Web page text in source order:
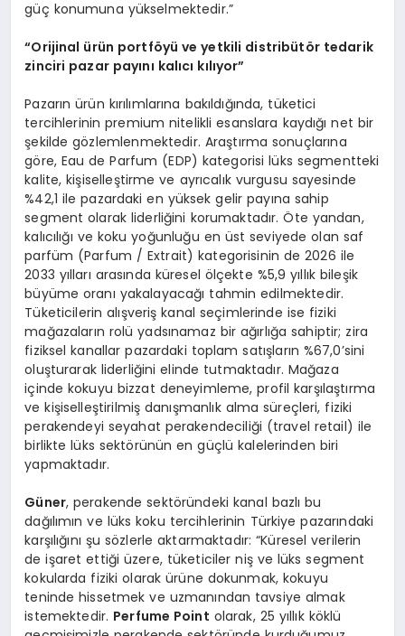
güç konumuna yükselmektedir.”
“Orijinal ürün portföyü ve yetkili distribütör tedarik
zinciri pazar payını kalıcı kılıyor”
Pazarın ürün kırılımlarına bakıldığında, tüketici
tercihlerinin premium nitelikli esanslara kaydığı net bir
şekilde gözlemlenmektedir. Araştırma sonuçlarına
göre, Eau de Parfum (EDP) kategorisi lüks segmentteki
kalite, kişiselleştirme ve ayrıcalık vurgusu sayesinde
%42,1 ile pazardaki en yüksek gelir payına sahip
segment olarak liderliğini korumaktadır. Öte yandan,
kalıcılığı ve koku yoğunluğu en üst seviyede olan saf
parfüm (Parfum / Extrait) kategorisinin de 2026 ile
2033 yılları arasında küresel ölçekte %5,9 yıllık bileşik
büyüme oranı yakalayacağı tahmin edilmektedir.
Tüketicilerin alışveriş kanal seçimlerinde ise fiziki
mağazaların rolü yadsınamaz bir ağırlığa sahiptir; zira
fiziksel kanallar pazardaki toplam satışların %67,0’sini
oluşturarak liderliğini elinde tutmaktadır. Mağaza
içinde kokuyu bizzat deneyimleme, profil karşılaştırma
ve kişiselleştirilmiş danışmanlık alma süreçleri, fiziki
perakendeyi seyahat perakendeciliği (travel retail) ile
birlikte lüks sektörünün en güçlü kalelerinden biri
yapmaktadır.
Güner, perakende sektöründeki kanal bazlı bu
dağılımın ve lüks koku tercihlerinin Türkiye pazarındaki
karşılığını şu sözlerle aktarmaktadır: “Küresel verilerin
de işaret ettiği üzere, tüketiciler niş ve lüks segment
kokularda fiziki olarak ürüne dokunmak, kokuyu
teninde hissetmek ve uzmanından tavsiye almak
istemektedir. Perfume Point olarak, 25 yıllık köklü